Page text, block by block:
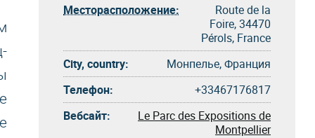
Месторасположение:
Route de la
Foire, 34470
Pérols, France
City, country:
Монпелье, Франция
Телефон:
+33467176817
Вебсайт:
Le Parc des Expositions de
Montpellier